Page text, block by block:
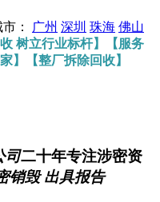
： 广州 深圳 珠海 佛山
收 树立行业标杆】【服务
】【整厂拆除回收】
司二十年专注涉密资
销毁 出具报告